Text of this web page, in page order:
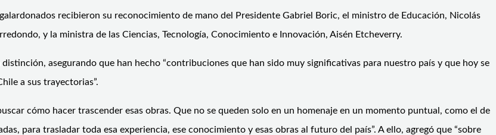
recibieron su reconocimiento de mano del Presidente Gabriel Boric, el ministro de Educación, Nicolás
y la ministra de las Ciencias, Tecnología, Conocimiento e Innovación, Aisén Etcheverry.
asegurando que han hecho “contribuciones que han sido muy significativas para nuestro país y que hoy se
a sus trayectorias”.
cómo hacer trascender esas obras. Que no se queden solo en un homenaje en un momento puntual, como el de
para trasladar toda esa experiencia, ese conocimiento y esas obras al futuro del país”. A ello, agregó que “sobre